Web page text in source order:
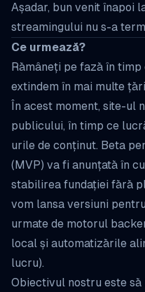
Așadar, bun venit înapoi
streamingului nu s-a
Ce urmează?
Rămâneți pe fază în
extindem în mai multe
În acest moment, site-ul
publicului, în timp ce
urile de conținut. Beta
(MVP) va fi anunțată în
stabilirea fundației fără
vom lansa versiuni
urmate de motorul
local și automatizările
lucru).
Obiectivul nostru este